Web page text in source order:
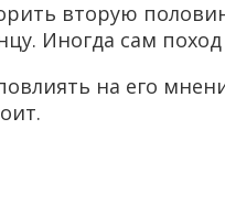
вторую
Иногда сам
на его